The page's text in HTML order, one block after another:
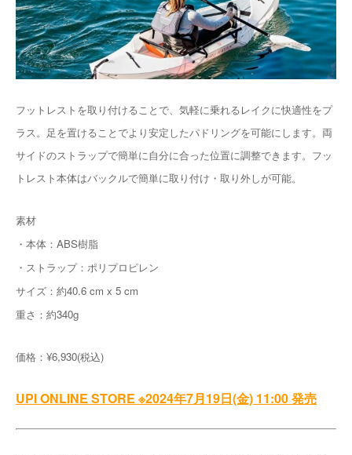
フットレストを取り付けることで、気軽に乗れるレイクに快適性をプ
ラス。足を置けることでより安定したパドリングを可能にします。両
サイドのストラップで簡単に自分に合った位置に調整できます。フッ
トレスト本体はバックルで簡単に取り付け・取り外しが可能。
素材
・本体：ABS樹脂
・ストラップ：ポリプロピレン
サイズ：約40.6 cm x 5 cm
重さ：約340g
価格：¥6,930(税込)
UPI ONLINE STORE ※2024年7月19日(金) 11:00 発売